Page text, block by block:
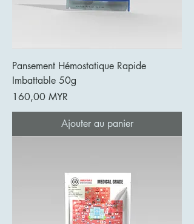
Pansement Hémostatique Rapide
Imbattable 50g
Prix
160,00 MYR
Ajouter au panier